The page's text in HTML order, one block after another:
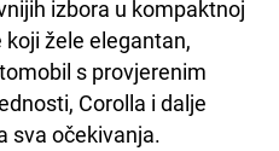
izbora u kompaktnoj
žele elegantan,
s provjerenim
Corolla i dalje
sva očekivanja.